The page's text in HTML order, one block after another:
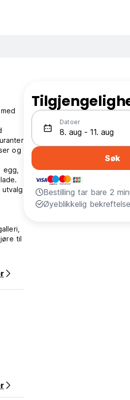
og
til
Datoer
Søk
Bestilling tar bare 2
Øyeblikkelig bekreftelse